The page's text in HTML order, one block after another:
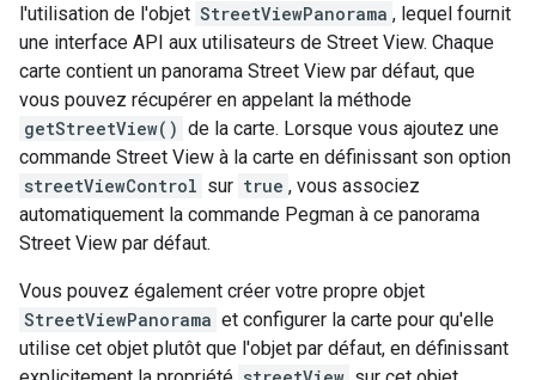
l'utilisation de l'objet StreetViewPanorama , lequel fournit
une interface API aux utilisateurs de Street View. Chaque
carte contient un panorama Street View par défaut, que
vous pouvez récupérer en appelant la méthode
getStreetView() de la carte. Lorsque vous ajoutez une
commande Street View à la carte en définissant son option
streetViewControl sur true , vous associez
automatiquement la commande Pegman à ce panorama
Street View par défaut.
Vous pouvez également créer votre propre objet
StreetViewPanorama et configurer la carte pour qu'elle
utilise cet objet plutôt que l'objet par défaut, en définissant